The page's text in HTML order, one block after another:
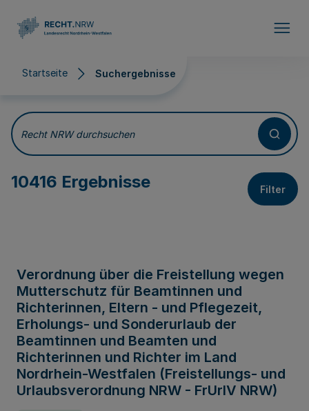
Startseite Suchergebnisse
Suchergebnisse
Recht NRW durchsuchen
10416 Ergebnisse Filter
Verordnung über die Freistellung wegen
Mutterschutz für Beamtinnen und
Richterinnen, Eltern - und Pflegezeit,
Erholungs- und Sonderurlaub der
Beamtinnen und Beamten und
Richterinnen und Richter im Land
Nordrhein-Westfalen (Freistellungs- und
Urlaubsverordnung NRW - FrUrlV NRW)